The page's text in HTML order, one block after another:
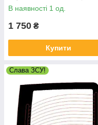
В наявності 1 од.
1 750 ₴
Купити
Слава ЗСУ!